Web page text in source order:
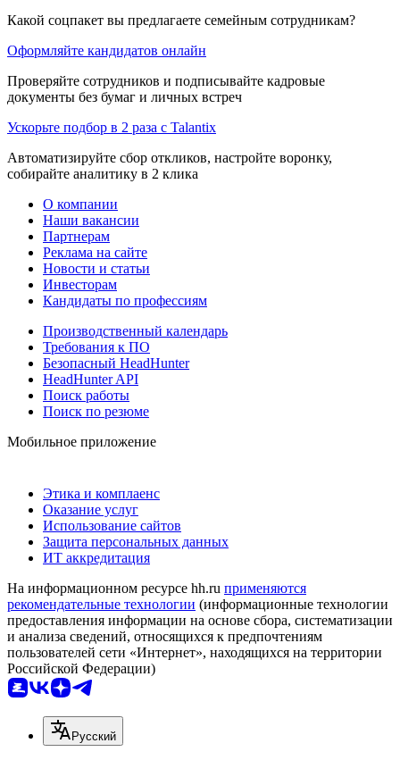
Какой соцпакет вы предлагаете семейным сотрудникам?
Оформляйте кандидатов онлайн
Проверяйте сотрудников и подписывайте кадровые
документы без бумаг и личных встреч
Ускорьте подбор в 2 раза с Talantix
Автоматизируйте сбор откликов, настройте воронку,
собирайте аналитику в 2 клика
О компании
Наши вакансии
Партнерам
Реклама на сайте
Новости и статьи
Инвесторам
Кандидаты по профессиям
Производственный календарь
Требования к ПО
Безопасный HeadHunter
HeadHunter API
Поиск работы
Поиск по резюме
Мобильное приложение
Этика и комплаенс
Оказание услуг
Использование сайтов
Защита персональных данных
ИТ аккредитация
На информационном ресурсе hh.ru применяются
рекомендательные технологии (информационные технологии
предоставления информации на основе сбора, систематизации
и анализа сведений, относящихся к предпочтениям
пользователей сети «Интернет», находящихся на территории
Российской Федерации)
Русский